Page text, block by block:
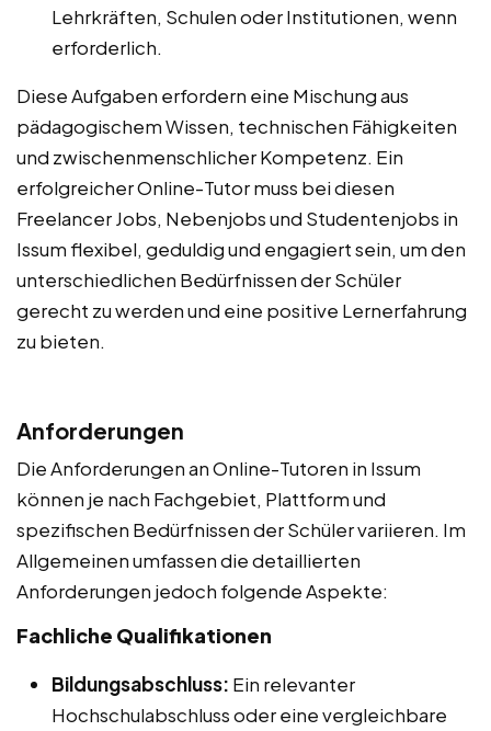
Lehrkräften, Schulen oder Institutionen, wenn
erforderlich.
Diese Aufgaben erfordern eine Mischung aus
pädagogischem Wissen, technischen Fähigkeiten
und zwischenmenschlicher Kompetenz. Ein
erfolgreicher Online-Tutor muss bei diesen
Freelancer Jobs, Nebenjobs und Studentenjobs in
Issum flexibel, geduldig und engagiert sein, um den
unterschiedlichen Bedürfnissen der Schüler
gerecht zu werden und eine positive Lernerfahrung
zu bieten.
Anforderungen
Die Anforderungen an Online-Tutoren in Issum
können je nach Fachgebiet, Plattform und
spezifischen Bedürfnissen der Schüler variieren. Im
Allgemeinen umfassen die detaillierten
Anforderungen jedoch folgende Aspekte:
Fachliche Qualifikationen
Bildungsabschluss: Ein relevanter
Hochschulabschluss oder eine vergleichbare